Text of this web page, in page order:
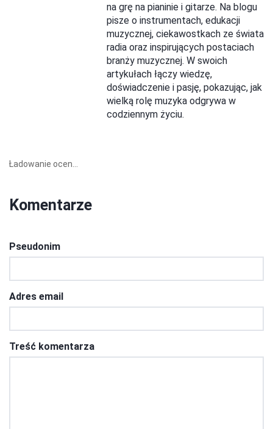
na grę na pianinie i gitarze. Na blogu
pisze o instrumentach, edukacji
muzycznej, ciekawostkach ze świata
radia oraz inspirujących postaciach
branży muzycznej. W swoich
artykułach łączy wiedzę,
doświadczenie i pasję, pokazując, jak
wielką rolę muzyka odgrywa w
codziennym życiu.
Ładowanie ocen...
Komentarze
Pseudonim
Adres email
Treść komentarza